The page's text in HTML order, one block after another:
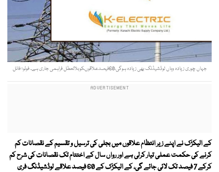
جہاں چوری زیادہ وہاں لوڈشیڈنگ بھی زیادہ ہوگی،60فیصدعلاقوںکوبلاتعطل فراہمی جاری ہے۔ فوٹو؛ فائل
کے الیکڑک نے اپنے زیر انتظام علاقوں میں بجلی کی ترسیل و تقسیم کے نقصانات کم
کرنے کی حکمت عملی تیار کرلی ہے اور رواں سال کے اختتام تک نقصانات کی شرح کم
کرکے 7 فیصد تک لائی جائے گی، کے الیکڑک کے 60 فیصد علاقے لوڈشیڈنگ فری